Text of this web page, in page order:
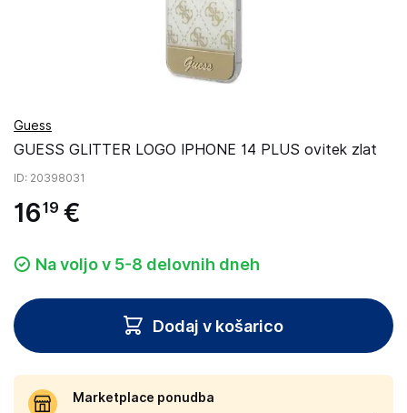
Guess
GUESS GLITTER LOGO IPHONE 14 PLUS ovitek zlat
ID: 20398031
1619 €
Na voljo v 5-8 delovnih dneh
Dodaj v košarico
Marketplace ponudba